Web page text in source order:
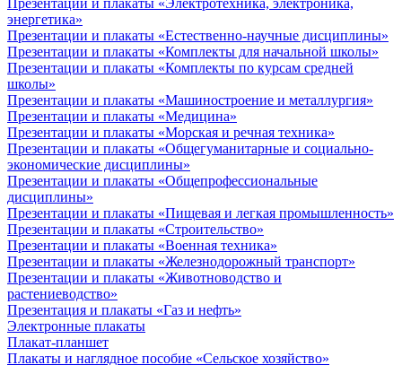
Презентации и плакаты «Электротехника, электроника,
энергетика»
Презентации и плакаты «Естественно-научные дисциплины»
Презентации и плакаты «Комплекты для начальной школы»
Презентации и плакаты «Комплекты по курсам средней
школы»
Презентации и плакаты «Машиностроение и металлургия»
Презентации и плакаты «Медицина»
Презентации и плакаты «Морская и речная техника»
Презентации и плакаты «Общегуманитарные и социально-
экономические дисциплины»
Презентации и плакаты «Общепрофессиональные
дисциплины»
Презентации и плакаты «Пищевая и легкая промышленность»
Презентации и плакаты «Строительство»
Презентации и плакаты «Военная техника»
Презентации и плакаты «Железнодорожный транспорт»
Презентации и плакаты «Животноводство и
растениеводство»
Презентация и плакаты «Газ и нефть»
Электронные плакаты
Плакат-планшет
Плакаты и наглядное пособие «Сельское хозяйство»